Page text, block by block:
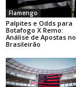
Flamengo
Palpites e Odds para
Botafogo X Remo:
Análise de Apostas no
Brasileirão